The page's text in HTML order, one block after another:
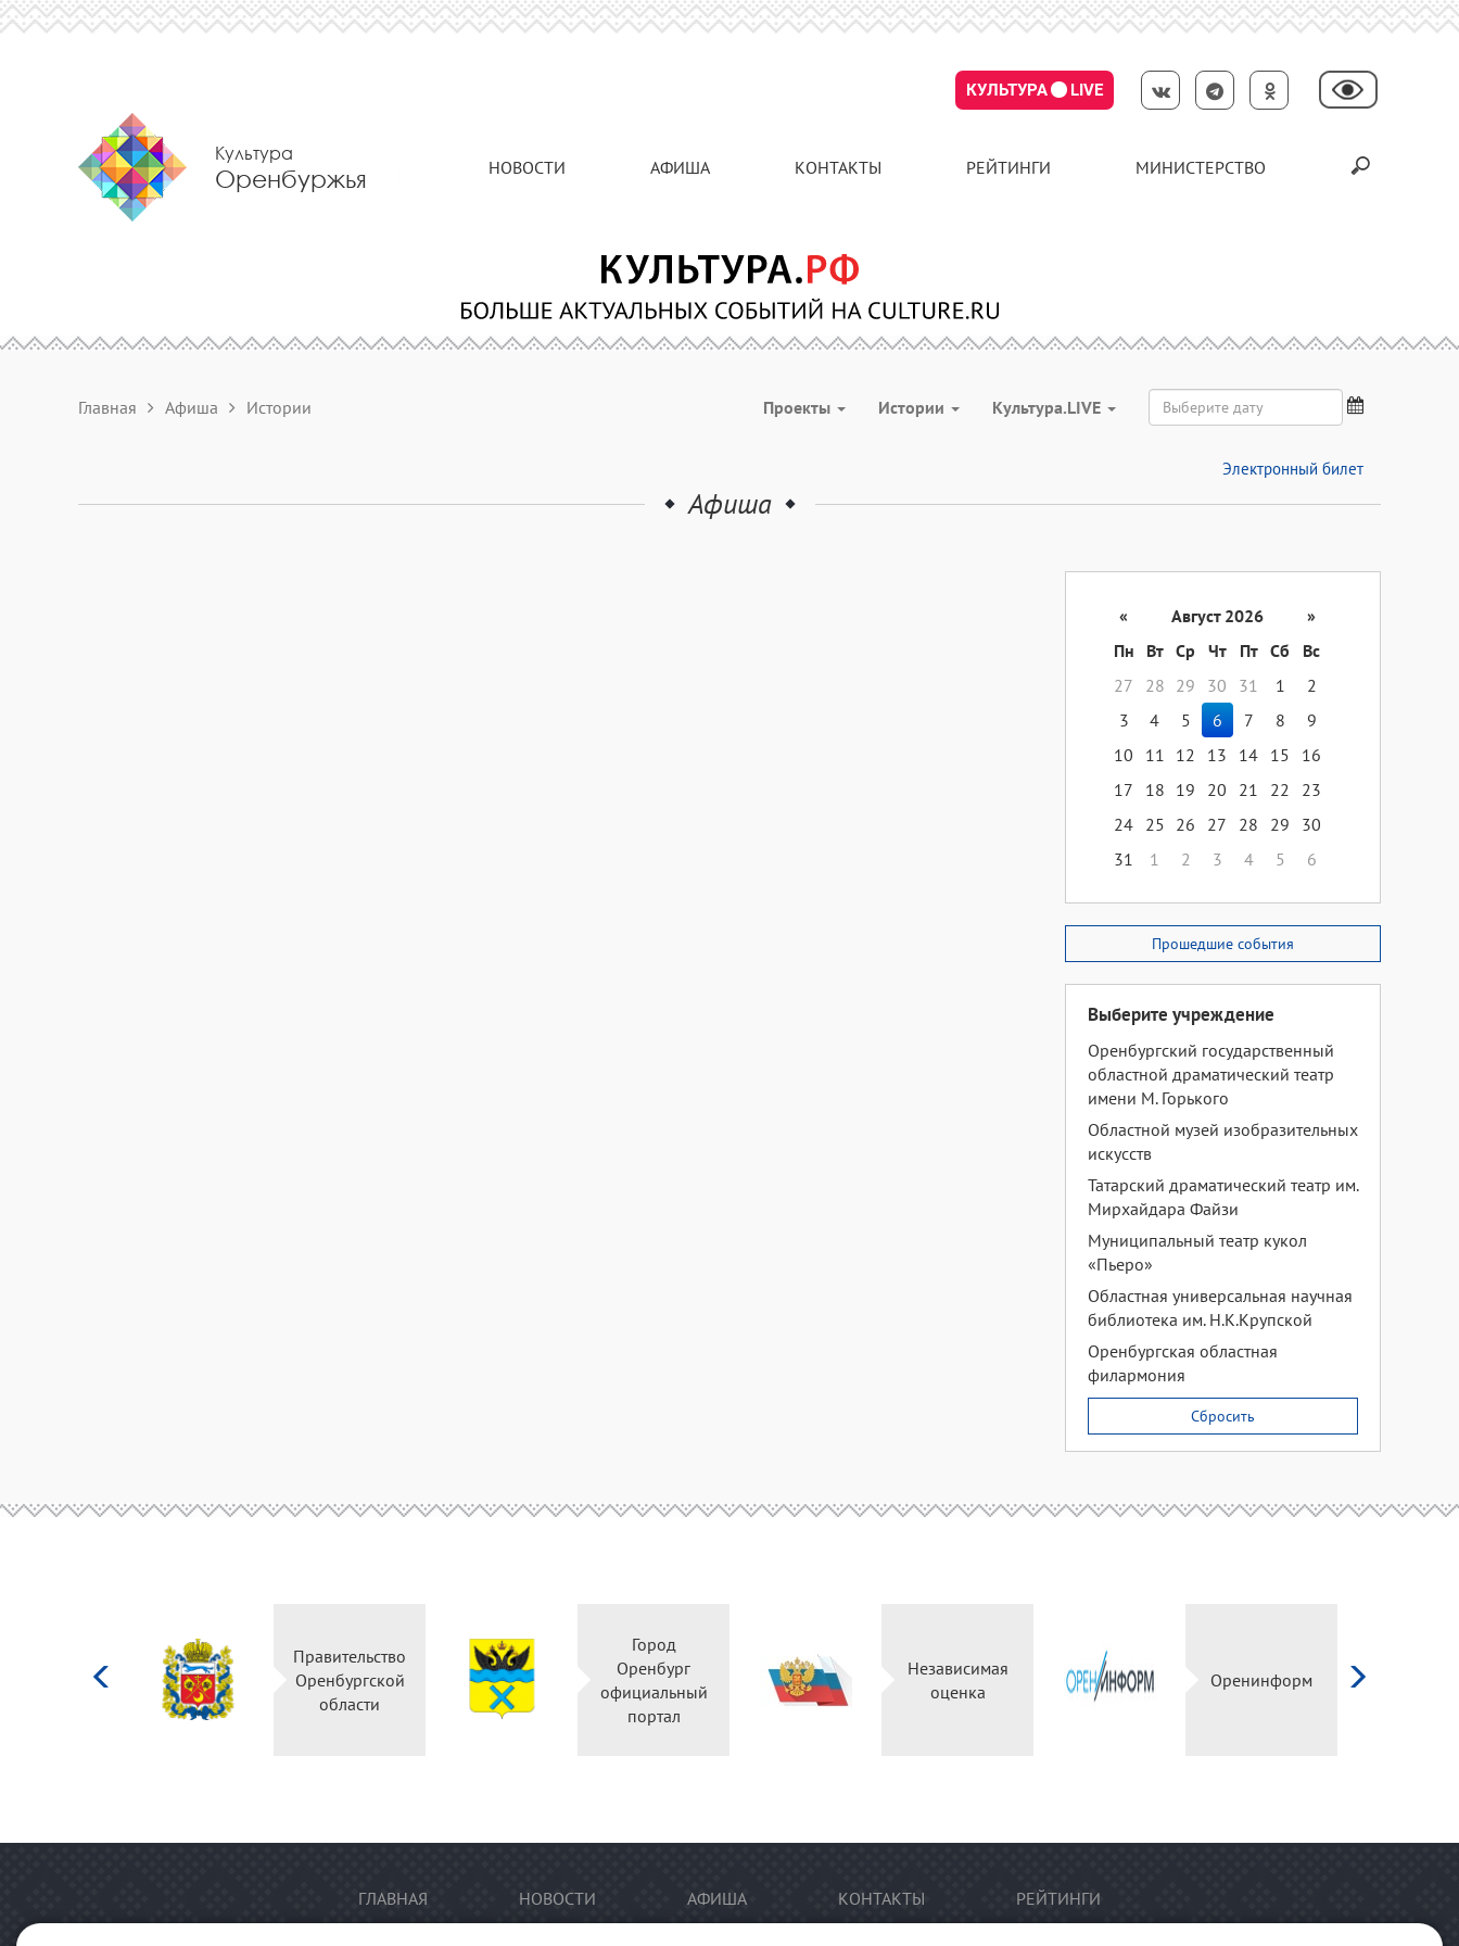
КУЛЬТУРА LIVE
Культура
Оренбуржья НОВОСТИ АФИША КОНТАКТЫ РЕЙТИНГИ МИНИСТЕРСТВО
Главная Афиша Истории Проекты Истории Культура.LIVE
Электронный билет
Афиша
« Август 2026
»
Пн
Вт Ср Чт Пт Сб
Вс
27
28 29 30 31 1
2
3
4 5 6 7 8
9
10
11 12 13 14 15
16
17
18 19 20 21 22
23
24 25 26 27 28 29
30
31
1 2 3 4 5 6
Прошедшие события
Выберите учреждение
Оренбургский государственный
областной драматический театр
имени М. Горького
Областной музей изобразительных
искусств
Татарский драматический театр им.
Мирхайдара Файзи
Муниципальный театр кукол
«Пьеро»
Областная универсальная научная
библиотека им. Н.К.Крупской
Оренбургская областная
филармония
Сбросить
Правительство
Оренбургской
области
Город
Оренбург
официальный
портал
Независимая
оценка
Оренинформ
ГЛАВНАЯ НОВОСТИ АФИША КОНТАКТЫ РЕЙТИНГИ